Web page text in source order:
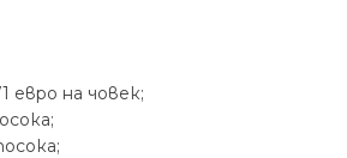
на човек;